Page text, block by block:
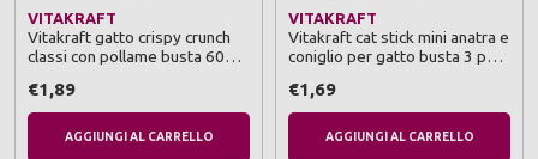
VITAKRAFT
Vitakraft gatto crispy crunch
classi con pollame busta 60
€1,89
AGGIUNGI AL CARRELLO
VITAKRAFT
Vitakraft cat stick mini anatra e
coniglio per gatto busta 3 pz
€1,69
AGGIUNGI AL CARRELLO